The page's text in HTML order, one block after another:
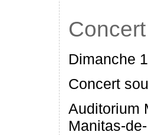
Dimanche
Concert
Auditorium
Manitas-